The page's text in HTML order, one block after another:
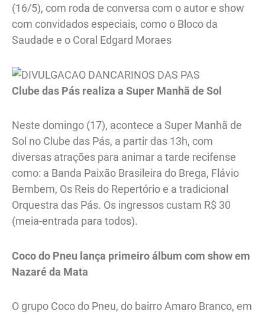
(16/5), com roda de conversa com o autor e show
com convidados especiais, como o Bloco da
Saudade e o Coral Edgard Moraes
Clube das Pás realiza a Super Manhã de Sol
Neste domingo (17), acontece a Super Manhã de
Sol no Clube das Pás, a partir das 13h, com
diversas atrações para animar a tarde recifense
como: a Banda Paixão Brasileira do Brega, Flávio
Bembem, Os Reis do Repertório e a tradicional
Orquestra das Pás. Os ingressos custam R$ 30
(meia-entrada para todos).
Coco do Pneu lança primeiro álbum com show em
Nazaré da Mata
O grupo Coco do Pneu, do bairro Amaro Branco, em